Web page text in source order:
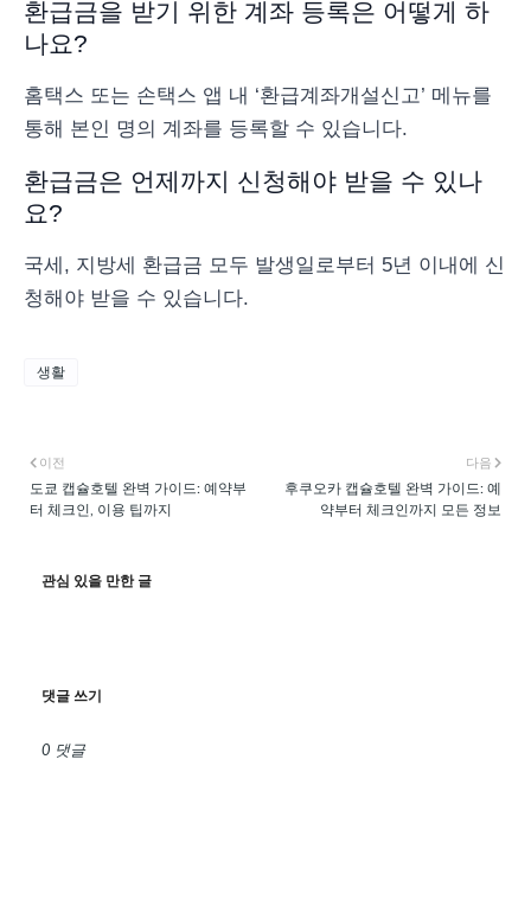
환급금을 받기 위한 계좌 등록은 어떻게 하
나요?
홈택스 또는 손택스 앱 내 ‘환급계좌개설신고’ 메뉴를
통해 본인 명의 계좌를 등록할 수 있습니다.
환급금은 언제까지 신청해야 받을 수 있나
요?
국세, 지방세 환급금 모두 발생일로부터 5년 이내에 신
청해야 받을 수 있습니다.
생활
다음
후쿠오카 캡슐호텔 완벽 가이드: 예
약부터 체크인까지 모든 정보
이전
도쿄 캡슐호텔 완벽 가이드: 예약부
터 체크인, 이용 팁까지
관심 있을 만한 글
댓글 쓰기
0 댓글